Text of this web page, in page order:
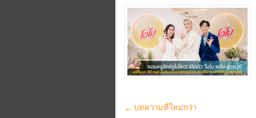
← บทความที่ใหม่กว่า